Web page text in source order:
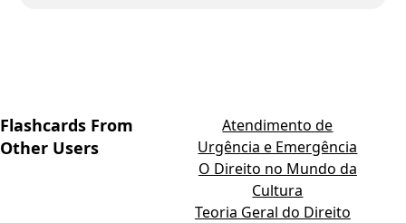
Flashcards From
Other Users
Atendimento de
Urgência e Emergência
O Direito no Mundo da
Cultura
Teoria Geral do Direito